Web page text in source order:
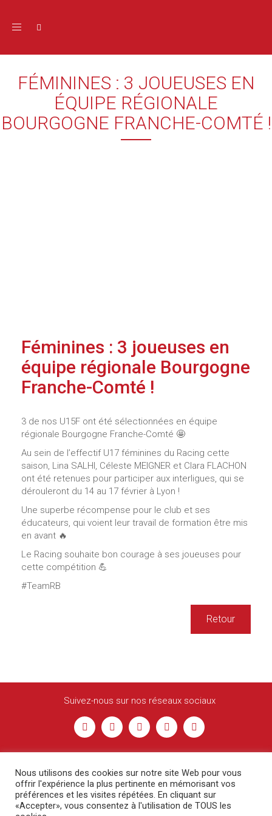
Toggle navigation
FÉMININES : 3 JOUEUSES EN
ÉQUIPE RÉGIONALE
BOURGOGNE FRANCHE-COMTÉ !
Féminines : 3 joueuses en
équipe régionale Bourgogne
Franche-Comté !
3 de nos U15F ont été sélectionnées en équipe
régionale Bourgogne Franche-Comté 🤩
Au sein de l’effectif U17 féminines du Racing cette
saison, Lina SALHI, Céleste MEIGNER et Clara FLACHON
ont été retenues pour participer aux interligues, qui se
dérouleront du 14 au 17 février à Lyon !
Une superbe récompense pour le club et ses
éducateurs, qui voient leur travail de formation être mis
en avant 🔥
Le Racing souhaite bon courage à ses joueuses pour
cette compétition 💪
#TeamRB
Retour
Suivez-nous sur nos réseaux sociaux
Nous utilisons des cookies sur notre site Web pour vous
offrir l'expérience la plus pertinente en mémorisant vos
préférences et les visites répétées. En cliquant sur
«Accepter», vous consentez à l'utilisation de TOUS les